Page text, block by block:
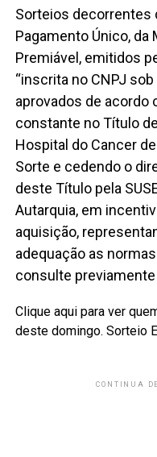
Sorteios decorrentes
Pagamento Único, da
Premiável, emitidos
“inscrita no CNPJ
aprovados de acordo
constante no Título
Hospital do Cancer
Sorte e cedendo o
deste Título pela
Autarquia, em
aquisição,
adequação as
consulte
Clique aqui para ver
deste domingo. Sorteio
CONTINUA